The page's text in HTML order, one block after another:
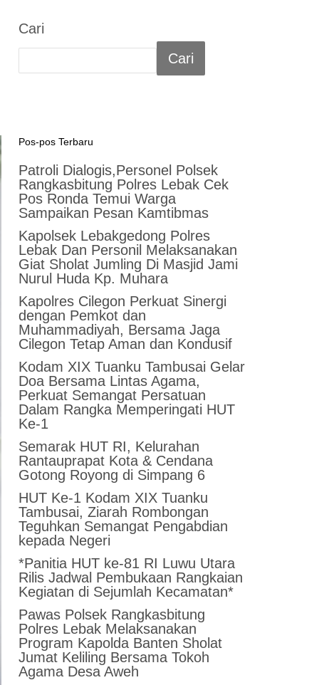
Cari
Cari
Pos-pos Terbaru
Patroli Dialogis,Personel Polsek
Rangkasbitung Polres Lebak Cek
Pos Ronda Temui Warga
Sampaikan Pesan Kamtibmas
Kapolsek Lebakgedong Polres
Lebak Dan Personil Melaksanakan
Giat Sholat Jumling Di Masjid Jami
Nurul Huda Kp. Muhara
Kapolres Cilegon Perkuat Sinergi
dengan Pemkot dan
Muhammadiyah, Bersama Jaga
Cilegon Tetap Aman dan Kondusif
Kodam XIX Tuanku Tambusai Gelar
Doa Bersama Lintas Agama,
Perkuat Semangat Persatuan
Dalam Rangka Memperingati HUT
Ke-1
Semarak HUT RI, Kelurahan
Rantauprapat Kota & Cendana
Gotong Royong di Simpang 6
HUT Ke-1 Kodam XIX Tuanku
Tambusai, Ziarah Rombongan
Teguhkan Semangat Pengabdian
kepada Negeri
*Panitia HUT ke-81 RI Luwu Utara
Rilis Jadwal Pembukaan Rangkaian
Kegiatan di Sejumlah Kecamatan*
Pawas Polsek Rangkasbitung
Polres Lebak Melaksanakan
Program Kapolda Banten Sholat
Jumat Keliling Bersama Tokoh
Agama Desa Aweh